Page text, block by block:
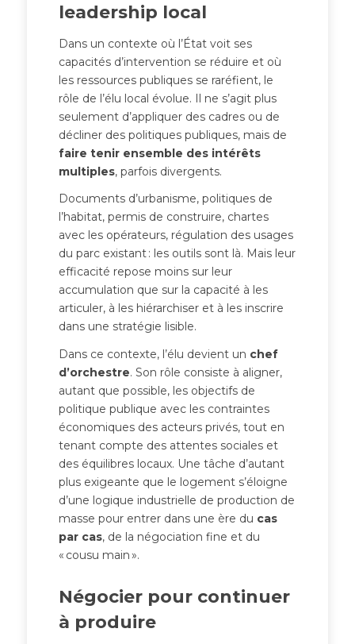
leadership local
Dans un contexte où l’État voit ses
capacités d’intervention se réduire et où
les ressources publiques se raréfient, le
rôle de l’élu local évolue. Il ne s’agit plus
seulement d’appliquer des cadres ou de
décliner des politiques publiques, mais de
faire tenir ensemble des intérêts
multiples, parfois divergents.
Documents d’urbanisme, politiques de
l’habitat, permis de construire, chartes
avec les opérateurs, régulation des usages
du parc existant : les outils sont là. Mais leur
efficacité repose moins sur leur
accumulation que sur la capacité à les
articuler, à les hiérarchiser et à les inscrire
dans une stratégie lisible.
Dans ce contexte, l’élu devient un chef
d’orchestre. Son rôle consiste à aligner,
autant que possible, les objectifs de
politique publique avec les contraintes
économiques des acteurs privés, tout en
tenant compte des attentes sociales et
des équilibres locaux. Une tâche d’autant
plus exigeante que le logement s’éloigne
d’une logique industrielle de production de
masse pour entrer dans une ère du cas
par cas, de la négociation fine et du
« cousu main ».
Négocier pour continuer
à produire